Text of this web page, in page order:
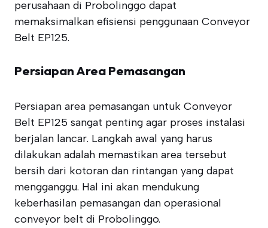
perusahaan di Probolinggo dapat
memaksimalkan efisiensi penggunaan Conveyor
Belt EP125.
Persiapan Area Pemasangan
Persiapan area pemasangan untuk Conveyor
Belt EP125 sangat penting agar proses instalasi
berjalan lancar. Langkah awal yang harus
dilakukan adalah memastikan area tersebut
bersih dari kotoran dan rintangan yang dapat
mengganggu. Hal ini akan mendukung
keberhasilan pemasangan dan operasional
conveyor belt di Probolinggo.